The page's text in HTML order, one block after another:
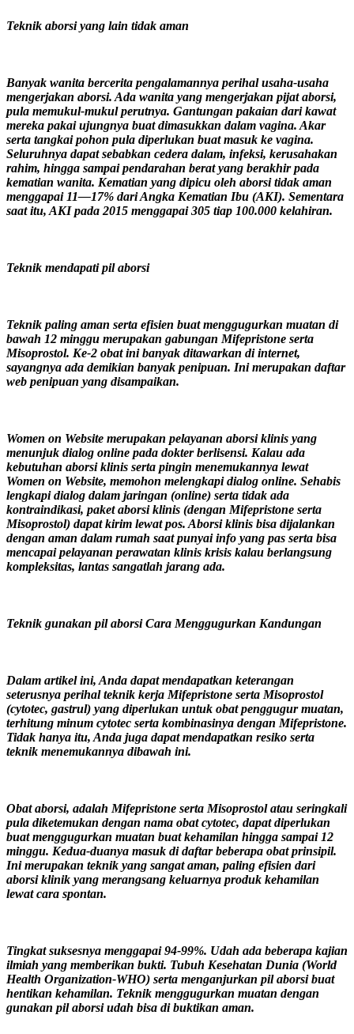
Teknik aborsi yang lain tidak aman
Banyak wanita bercerita pengalamannya perihal usaha-usaha
mengerjakan aborsi. Ada wanita yang mengerjakan pijat aborsi,
pula memukul-mukul perutnya. Gantungan pakaian dari kawat
mereka pakai ujungnya buat dimasukkan dalam vagina. Akar
serta tangkai pohon pula diperlukan buat masuk ke vagina.
Seluruhnya dapat sebabkan cedera dalam, infeksi, kerusahakan
rahim, hingga sampai pendarahan berat yang berakhir pada
kematian wanita. Kematian yang dipicu oleh aborsi tidak aman
menggapai 11—17% dari Angka Kematian Ibu (AKI). Sementara
saat itu, AKI pada 2015 menggapai 305 tiap 100.000 kelahiran.
Teknik mendapati pil aborsi
Teknik paling aman serta efisien buat menggugurkan muatan di
bawah 12 minggu merupakan gabungan Mifepristone serta
Misoprostol. Ke-2 obat ini banyak ditawarkan di internet,
sayangnya ada demikian banyak penipuan. Ini merupakan daftar
web penipuan yang disampaikan.
Women on Website merupakan pelayanan aborsi klinis yang
menunjuk dialog online pada dokter berlisensi. Kalau ada
kebutuhan aborsi klinis serta pingin menemukannya lewat
Women on Website, memohon melengkapi dialog online. Sehabis
lengkapi dialog dalam jaringan (online) serta tidak ada
kontraindikasi, paket aborsi klinis (dengan Mifepristone serta
Misoprostol) dapat kirim lewat pos. Aborsi klinis bisa dijalankan
dengan aman dalam rumah saat punyai info yang pas serta bisa
mencapai pelayanan perawatan klinis krisis kalau berlangsung
kompleksitas, lantas sangatlah jarang ada.
Teknik gunakan pil aborsi Cara Menggugurkan Kandungan
Dalam artikel ini, Anda dapat mendapatkan keterangan
seterusnya perihal teknik kerja Mifepristone serta Misoprostol
(cytotec, gastrul) yang diperlukan untuk obat penggugur muatan,
terhitung minum cytotec serta kombinasinya dengan Mifepristone.
Tidak hanya itu, Anda juga dapat mendapatkan resiko serta
teknik menemukannya dibawah ini.
Obat aborsi, adalah Mifepristone serta Misoprostol atau seringkali
pula diketemukan dengan nama obat cytotec, dapat diperlukan
buat menggugurkan muatan buat kehamilan hingga sampai 12
minggu. Kedua-duanya masuk di daftar beberapa obat prinsipil.
Ini merupakan teknik yang sangat aman, paling efisien dari
aborsi klinik yang merangsang keluarnya produk kehamilan
lewat cara spontan.
Tingkat suksesnya menggapai 94-99%. Udah ada beberapa kajian
ilmiah yang memberikan bukti. Tubuh Kesehatan Dunia (World
Health Organization-WHO) serta menganjurkan pil aborsi buat
hentikan kehamilan. Teknik menggugurkan muatan dengan
gunakan pil aborsi udah bisa di buktikan aman.